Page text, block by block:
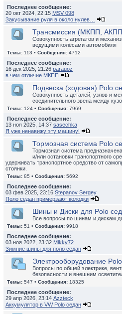
Последнее сообщение:
20 окт 2024, 22:15 MSV 098
Закусывание руля в около нулев…
Трансмиссия (МКПП,
Совокупность агрегатов и
ведущими колёсами автомобиля
Темы: 113 • Сообщения: 4712
Последнее сообщение:
16 дек 2025, 21:26 parauoz
в чем отличие МКПП
Подвеска (ходовая) Polo
Совокупность деталей, узлов и
соединительного звена между
Темы: 124 • Сообщения: 7969
Последнее сообщение:
13 ноя 2025, 14:37 sasechka
Я уже ненавижу эту машину!
Тормозная система Polo
Тормозная система
и/или остановки транспортного
удерживать транспортное средство от
стоянки.
Темы: 85 • Сообщения: 5692
Последнее сообщение:
03 фев 2025, 23:16 Stepanov Sergey
Поло седан примерзают колодки
Шины и Диски для Polo
Все вопросы по шинам и дискам
Темы: 51 • Сообщения: 9918
Последнее сообщение:
03 ноя 2022, 23:32 Mikky72
Зимние шины для поло седан
Электрооборудование
Вопросы по общей электрике,
безопасности и внешним
Темы: 547 • Сообщения: 18325
Последнее сообщение:
29 апр 2026, 23:14 Azzteck
Аккумулятор в VW Polo седан